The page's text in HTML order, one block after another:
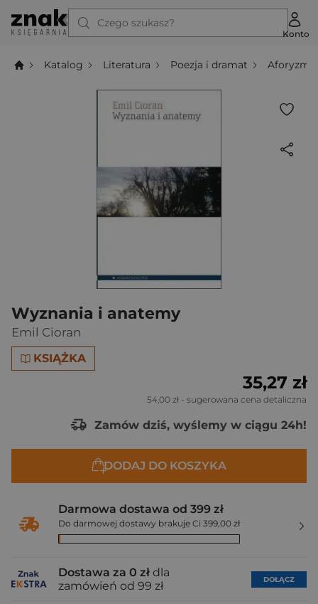
Czego szukasz?
Konto
Katalog Literatura Poezja i dramat Aforyzmy
Wyznania i anatemy
Emil Cioran
KSIĄŻKA
35,27 zł
54,00 zł - sugerowana cena detaliczna
Zamów dziś, wyślemy w ciągu 24h!
DODAJ DO KOSZYKA
Darmowa dostawa od 399 zł
Do darmowej dostawy brakuje Ci 399,00 zł
Dostawa za 0 zł dla
zamówień od 99 zł
DOŁĄCZ